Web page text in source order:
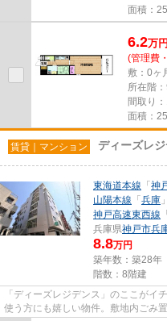
面積：
6.2万円
(管理費
敷：0ヶ
所在階
間取り
面積：
賃貸｜マンション ディーズレ
東海道本線 「 神
山陽本線 「 兵庫
神戸高速東西線 「
兵庫県神戸市兵
8.8万円
築年数：築28年
階数：8階建
「ディーズレジデンス」のここがイ
使う方にも嬉しい物件。敷地内ごみ